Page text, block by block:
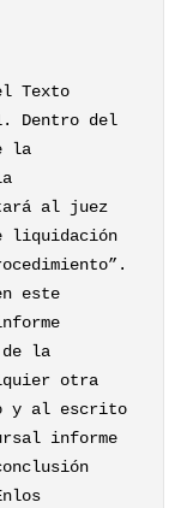
Texto
Dentro del
la
al juez
liquidación
este
la
otra
y al escrito
informe